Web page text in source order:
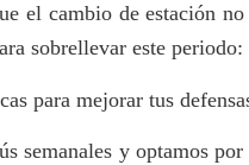
el cambio de estación
sobrellevar este periodo:
para mejorar tus
y optamos por